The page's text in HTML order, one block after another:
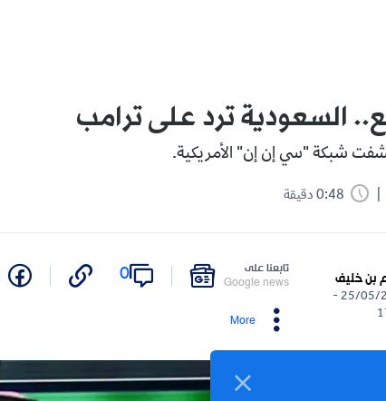
السعودية ترد على ترامب
شبكة "سي إن إن" الأمريكية.
بن خليف
25/05/2026 -
تابعنا على
Google news
0
More